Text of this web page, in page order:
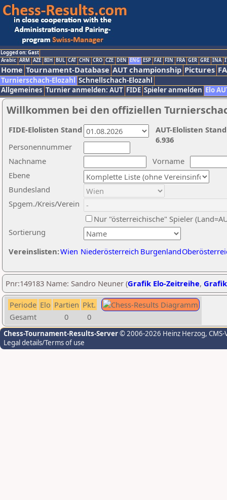
Logged on: Gast
Arabic ARM AZE BIH BUL CAT CHN CRO CZE DEN ENG ESP FAI FIN FRA GER GRE INA
Home Tournament-Database AUT championship Pictures
Turnierschach-Elozahl Schnellschach-Elozahl
Allgemeines Turnier anmelden: AUT FIDE Spieler anmelden Elo
Willkommen bei den offiziellen
Nachname
Vorname
Ebene
Sortierung
Personennummer
Bundesland
Spgem./Kreis/Verein
Nur "österreichische" Spieler
Vereinslisten:Wien Niederösterreich Burgenland
AUT-Elolisten
6.936
FIDE-Elolisten Stand
Pnr:149183 Name: Sandro Neuner (Grafik Elo-Zeitreihe,
Periode Elo Partien Pkt.
Gesamt
0 0
Chess-Tournament-Results-Server© 2006-2026 Heinz Herzog,
Legal details/Terms of use